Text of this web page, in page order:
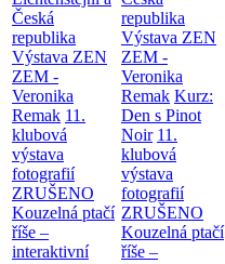
Česká
republika
Výstava ZEN
ZEM -
Veronika
Remak 11.
klubová
výstava
fotografií
ZRUŠENO
Kouzelná ptačí
říše –
interaktivní
republika
Výstava ZEN
ZEM -
Veronika
Remak Kurz:
Den s Pinot
Noir 11.
klubová
výstava
fotografií
ZRUŠENO
Kouzelná ptačí
říše –